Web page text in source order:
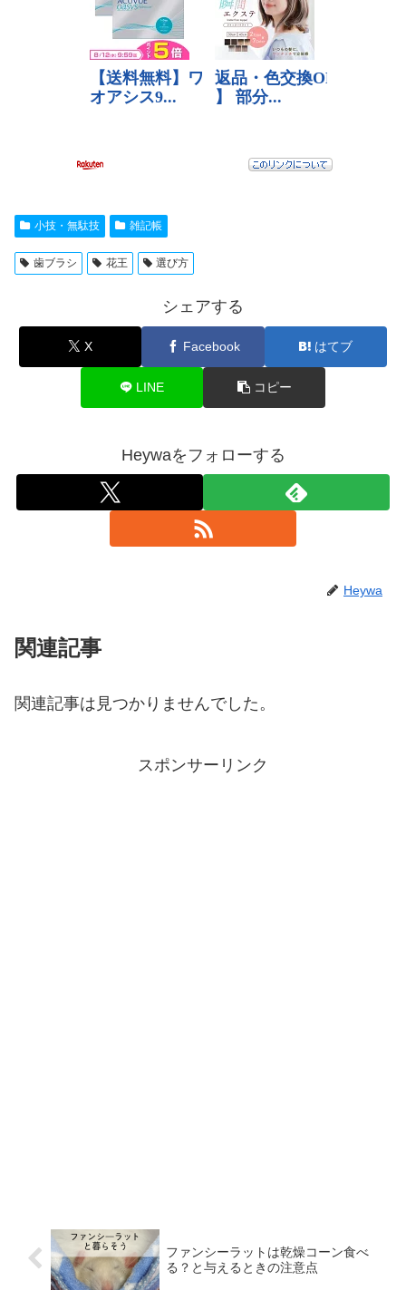
小技・無駄技 雑記帳
歯ブラシ 花王 選び方
シェアする
X Facebook はてブ
LINE コピー
Heywaをフォローする
Heywa
関連記事
関連記事は見つかりませんでした。
スポンサーリンク
ファンシーラットは乾燥コーン食べ
る？と与えるときの注意点